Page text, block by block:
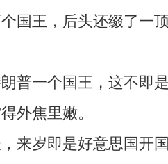
国王，后头还缀了一
普一个国王，这不即
外焦里嫩。
来岁即是好意思国开